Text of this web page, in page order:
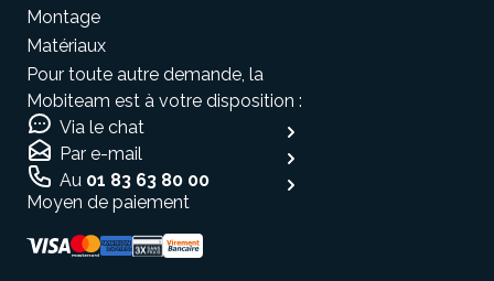
Montage
Matériaux
Pour toute autre demande, la
Mobiteam est à votre disposition :
Via le chat
Par e-mail
Au 01 83 63 80 00
Moyen de paiement